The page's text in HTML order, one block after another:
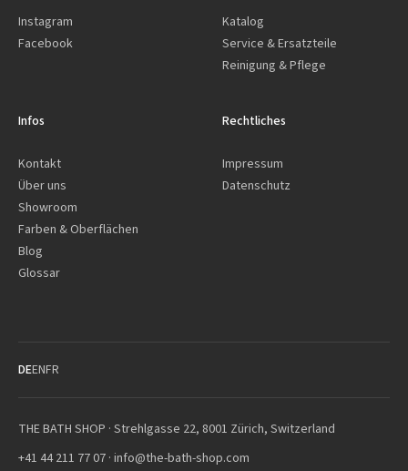
Instagram
Facebook
Katalog
Service & Ersatzteile
Reinigung & Pflege
Infos
Kontakt
Über uns
Showroom
Farben & Oberflächen
Blog
Glossar
Rechtliches
Impressum
Datenschutz
DEENFR
THE BATH SHOP · Strehlgasse 22, 8001 Zürich, Switzerland
+41 44 211 77 07 · info@the-bath-shop.com